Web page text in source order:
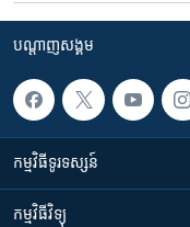
បណ្តាញ​សង្គម
កម្មវិធី​ទូរទស្សន៍
កម្មវិធី​វិទ្យុ